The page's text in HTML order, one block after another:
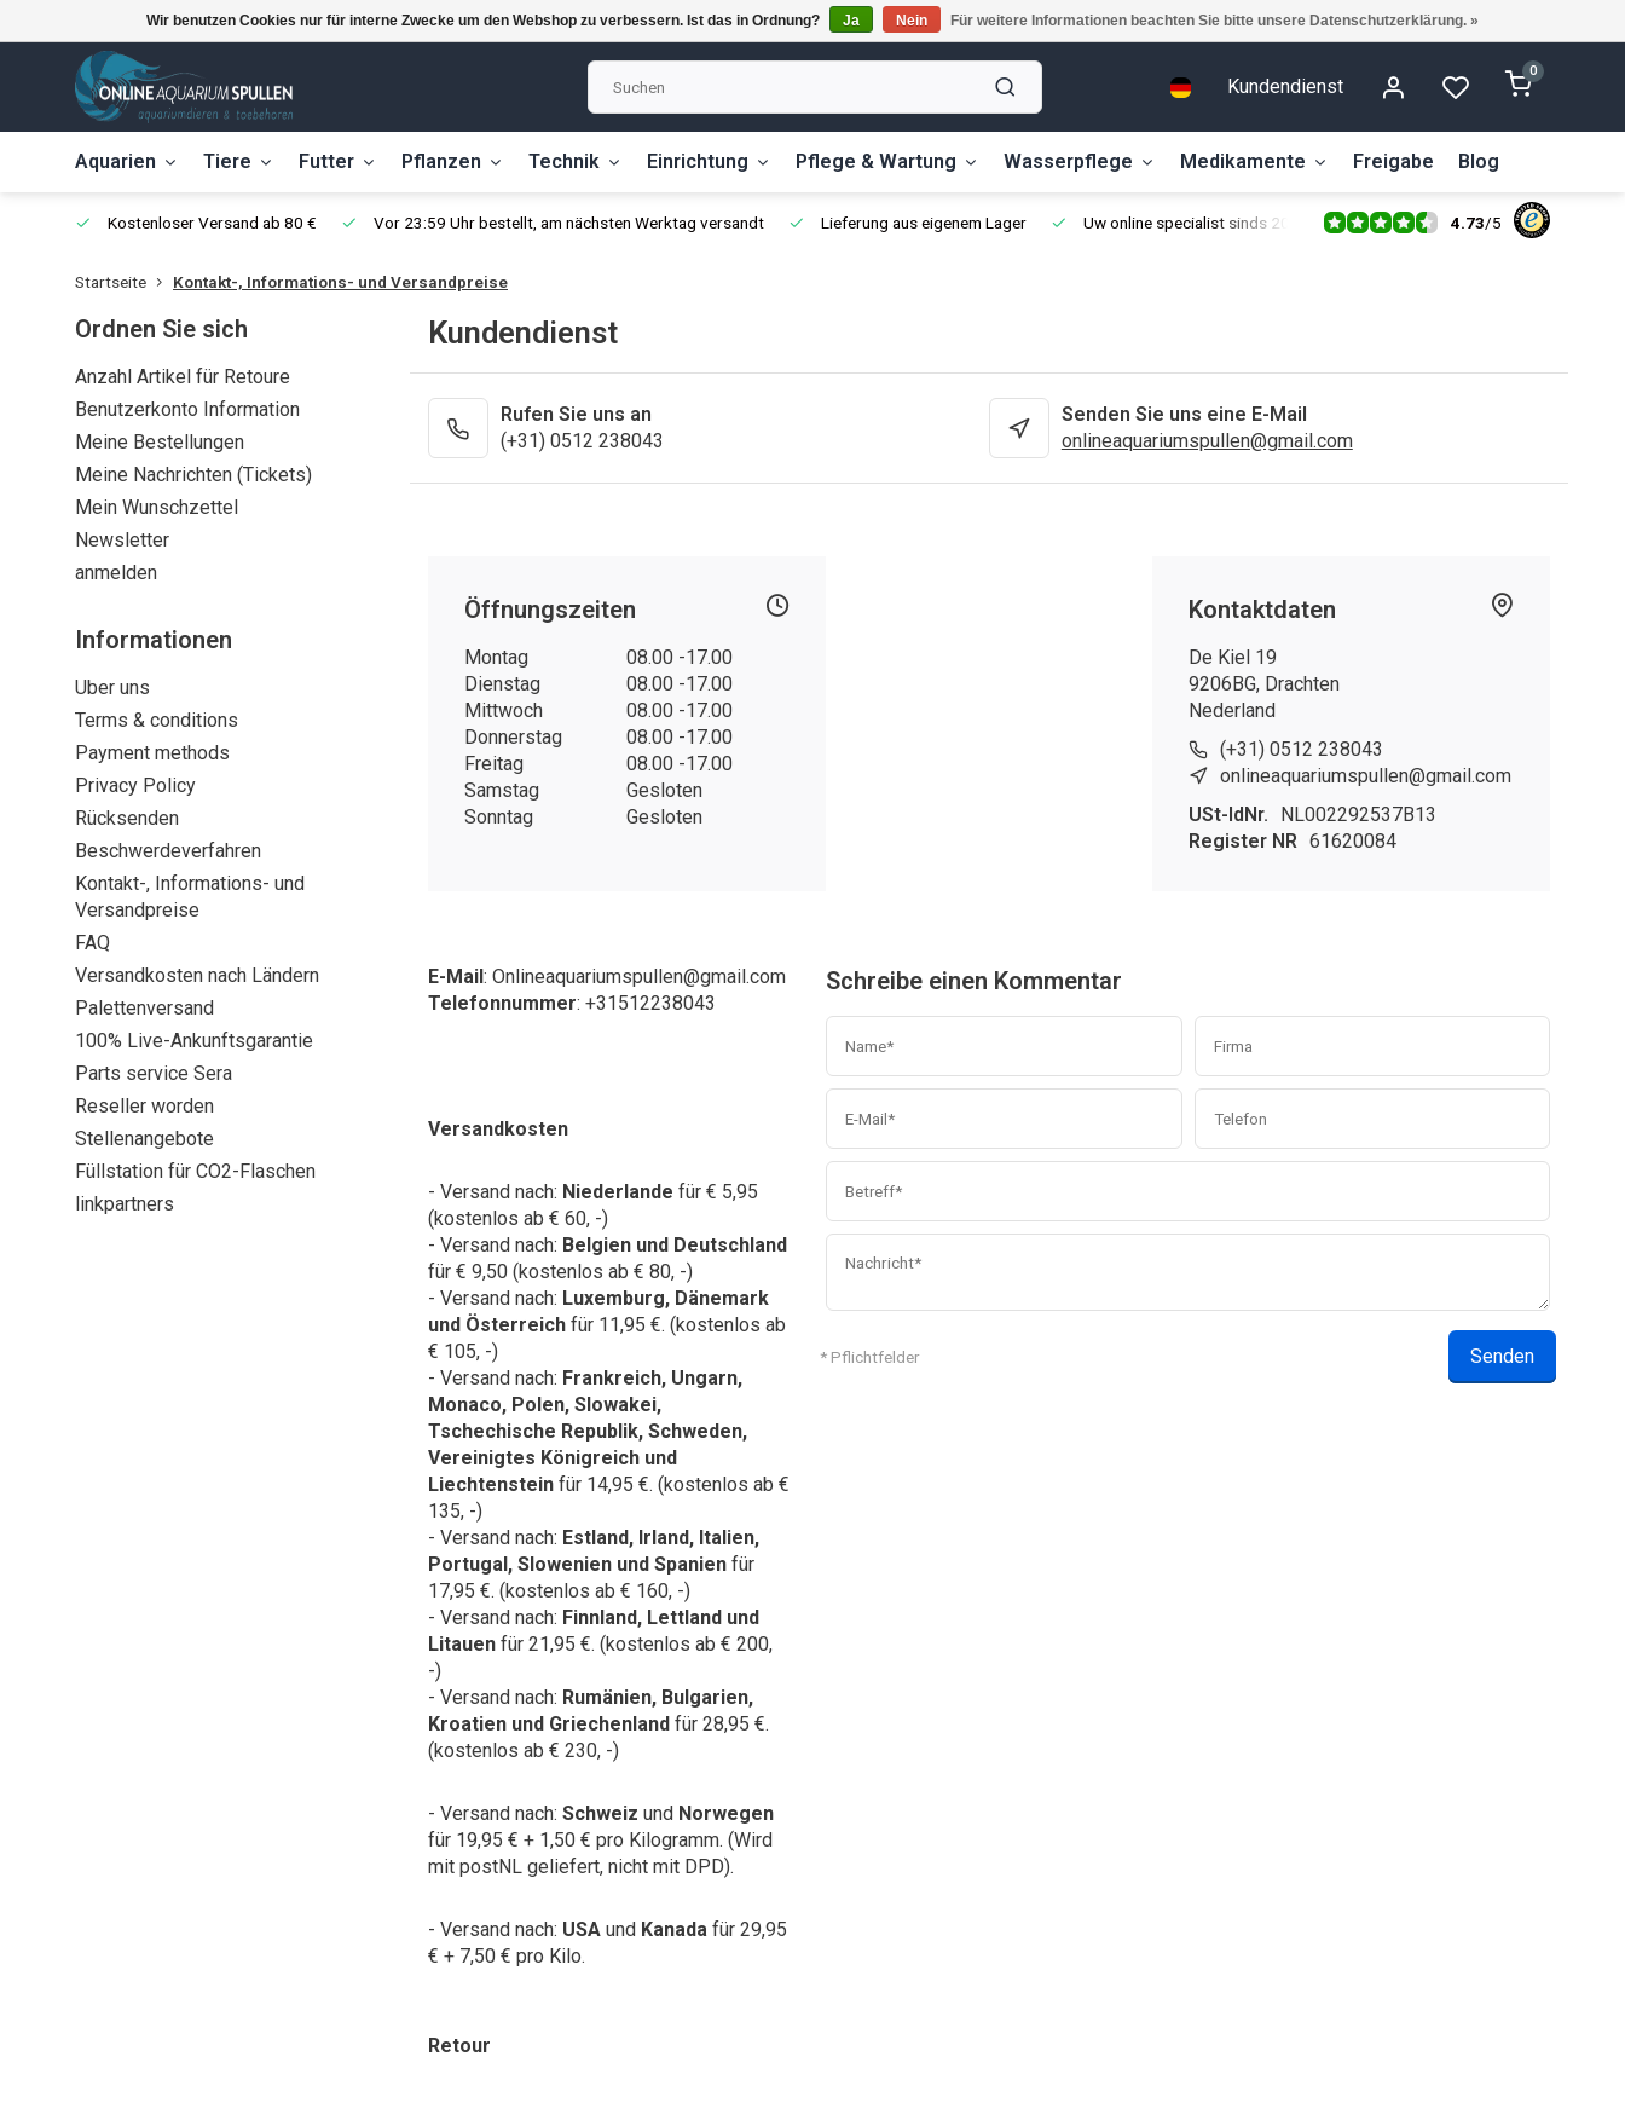
Kundendienst
0
Aquarien Tiere Futter Pflanzen Technik Einrichtung Pflege & Wartung Wasserpflege Medikamente Freigabe Blog
Kostenloser Versand ab 80 € Vor 23:59 Uhr bestellt, am nächsten Werktag versandt Lieferung aus eigenem Lager Uw online specialist sinds 2014 4.73/5
Startseite Kontakt-, Informations- und Versandpreise
Ordnen Sie sich
Anzahl Artikel für Retoure
Benutzerkonto Information
Meine Bestellungen
Meine Nachrichten (Tickets)
Mein Wunschzettel
Newsletter
anmelden
Informationen
Uber uns
Terms & conditions
Payment methods
Privacy Policy
Rücksenden
Beschwerdeverfahren
Kontakt-, Informations- und
Versandpreise
FAQ
Versandkosten nach Ländern
Palettenversand
100% Live-Ankunftsgarantie
Parts service Sera
Reseller worden
Stellenangebote
Füllstation für CO2-Flaschen
linkpartners
Kundendienst
Rufen Sie uns an
(+31) 0512 238043
Senden Sie uns eine E-Mail
onlineaquariumspullen@gmail.com
Öffnungszeiten
Montag
08.00 -17.00
Dienstag
08.00 -17.00
Mittwoch
08.00 -17.00
Donnerstag
08.00 -17.00
Freitag
08.00 -17.00
Samstag
Gesloten
Sonntag
Gesloten
Kontaktdaten
De Kiel 19
9206BG, Drachten
Nederland
(+31) 0512 238043
onlineaquariumspullen@gmail.com
USt-IdNr.
NL002292537B13
Register NR 61620084
E-Mail: Onlineaquariumspullen@gmail.com
Telefonnummer: +31512238043
Versandkosten
- Versand nach: Niederlande für € 5,95
(kostenlos ab € 60, -)
- Versand nach: Belgien und Deutschland
für € 9,50 (kostenlos ab € 80, -)
- Versand nach: Luxemburg, Dänemark
und Österreichfür 11,95 €. (kostenlos ab
€ 105, -)
- Versand nach: Frankreich, Ungarn,
Monaco, Polen, Slowakei,
Tschechische Republik, Schweden,
Vereinigtes Königreich und
Liechtensteinfür 14,95 €. (kostenlos ab €
135, -)
- Versand nach: Estland, Irland, Italien,
Portugal, Slowenien und Spanienfür
17,95 €. (kostenlos ab € 160, -)
- Versand nach: Finnland, Lettland und
Litauenfür 21,95 €. (kostenlos ab € 200,
-)
- Versand nach: Rumänien, Bulgarien,
Kroatien und Griechenlandfür 28,95 €.
(kostenlos ab € 230, -)
- Versand nach: Schweiz und Norwegen
für 19,95 € + 1,50 € pro Kilogramm. (Wird
mit postNL geliefert, nicht mit DPD).
- Versand nach: USAund Kanadafür 29,95
€ + 7,50 € pro Kilo.
Retour
Schreibe einen Kommentar
* Pflichtfelder Senden
Wir benutzen Cookies nur für interne Zwecke um den Webshop zu verbessern. Ist das in Ordnung? Ja Nein Für weitere Informationen beachten Sie bitte unsere Datenschutzerklärung. »